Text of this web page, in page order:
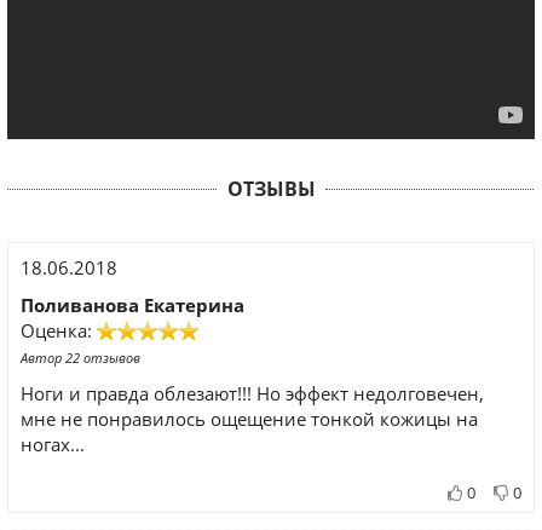
ОТЗЫВЫ
18.06.2018
Поливанова Екатерина
Оценка:
Автор 22 отзывов
Ноги и правда облезают!!! Но эффект недолговечен,
мне не понравилось ощещение тонкой кожицы на
ногах...
0 0